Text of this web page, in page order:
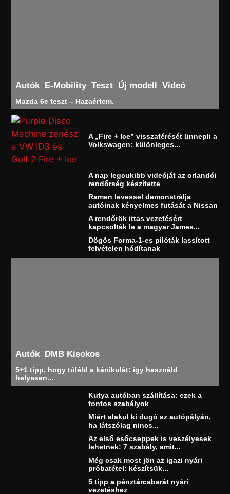
Autók E-Mobility Teszt Új modell Videó
Mazda 6e teszt – Hazaértem.
A „Fire + Ice” visszatérését ünnepli a
Volkswagen: különleges...
A nap legcukibb videóját az orlandói
rendőrség készítette
Ramen levessel demonstrálja
autóinak kényelmes futását a Nissan
A rendőrök ittas vezetésért
kapcsolták le a magyar James...
Dögös Forma-1-es pilóták lassított
felvételen hódítanak
Autók DMB Kisokos
5+1 tipp, hogy túléld a kánikulát: így használd
helyesen...
Kutya autóban szállítása: ezek a
fontos szabályok
Miért alakul ki dugó az autópályán,
ha látszólag nincs...
Az első esőcseppek is veszélyesek
lehetnek: 7 szabály, amit...
Még csak most jön az igazi nyári
próbatétel: készítsük...
5 tipp a pénztárcabarát nyári
vezetéshez